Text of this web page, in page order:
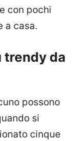
con pochi
a casa.
trendy da
possono
si
cinque